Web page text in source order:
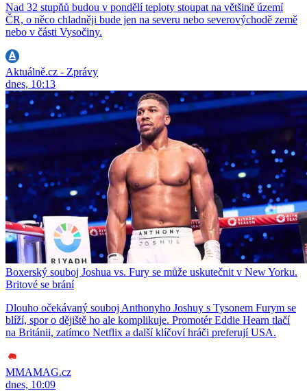
Nad 32 stupňů budou v pondělí teploty stoupat na většině území
ČR, o něco chladněji bude jen na severu nebo severovýchodě země
nebo v části Vysočiny.
Aktuálně.cz - Zprávy
dnes, 10:13
Boxerský souboj Joshua vs. Fury se může uskutečnit v New Yorku.
Britové se brání
Dlouho očekávaný souboj Anthonyho Joshuy s Tysonem Furym se
blíží, spor o dějiště ho ale komplikuje. Promotér Eddie Hearn tlačí
na Británii, zatímco Netflix a další klíčoví hráči preferují USA.
MMAMAG.cz
dnes, 10:09